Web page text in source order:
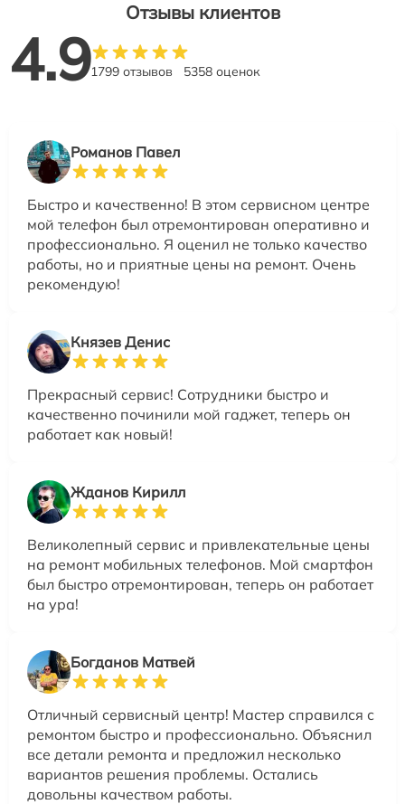
Отзывы клиентов
4.91799 отзывов 5358 оценок
Романов Павел
Быстро и качественно! В этом сервисном центре
мой телефон был отремонтирован оперативно и
профессионально. Я оценил не только качество
работы, но и приятные цены на ремонт. Очень
рекомендую!
Князев Денис
Прекрасный сервис! Сотрудники быстро и
качественно починили мой гаджет, теперь он
работает как новый!
Жданов Кирилл
Великолепный сервис и привлекательные цены
на ремонт мобильных телефонов. Мой смартфон
был быстро отремонтирован, теперь он работает
на ура!
Богданов Матвей
Отличный сервисный центр! Мастер справился с
ремонтом быстро и профессионально. Объяснил
все детали ремонта и предложил несколько
вариантов решения проблемы. Остались
довольны качеством работы.